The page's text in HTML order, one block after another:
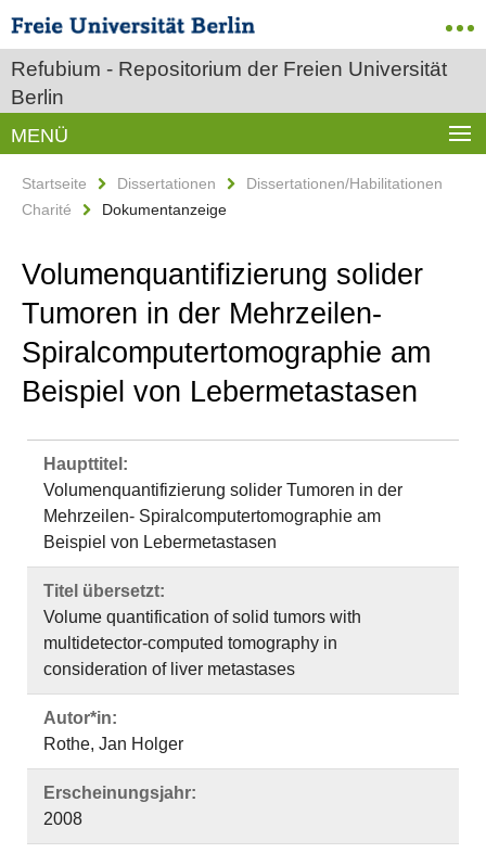
Refubium - Repositorium der Freien Universität
Berlin
MENÜ
Startseite Dissertationen
Dissertationen/Habilitationen
Charité
Dokumentanzeige
Volumenquantifizierung solider
Tumoren in der Mehrzeilen-
Spiralcomputertomographie am
Beispiel von Lebermetastasen
Haupttitel:
Volumenquantifizierung solider Tumoren in der
Mehrzeilen- Spiralcomputertomographie am
Beispiel von Lebermetastasen
Titel übersetzt:
Volume quantification of solid tumors with
multidetector-computed tomography in
consideration of liver metastases
Autor*in:
Rothe, Jan Holger
Erscheinungsjahr:
2008